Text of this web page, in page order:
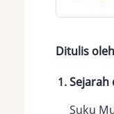
Ditulis
Sejarah
Suku